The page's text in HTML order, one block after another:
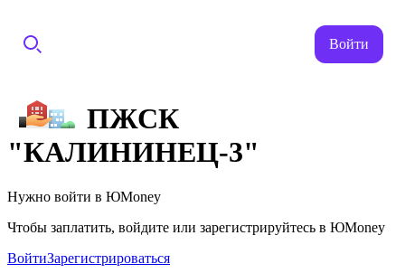
Войти
ПЖСК
"КАЛИНИНЕЦ-3"
Нужно войти в ЮMoney
Чтобы заплатить, войдите или зарегистрируйтесь в ЮMoney
ВойтиЗарегистрироваться